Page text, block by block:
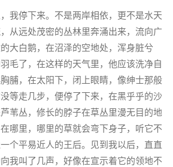
我停下来。不是两岸相依，更不是水天
从远处茂密的丛林里奔涌出来，流向广
大白鹅，在沼泽的空地处，浑身脏兮
毛了，在这样的天气里，他应该洗净自
脯，在太阳下，闭上眼睛，像绅士那般
等走几步，便停了下来，在黑乎乎的沙
苇丛，修长的脖子在草丛里漫无目的地
哪里，哪里的草就会弯下身子，听它不
个平易近人的王后。见到我以后，直直
我叫了几声，好像在宣示着它的领地不